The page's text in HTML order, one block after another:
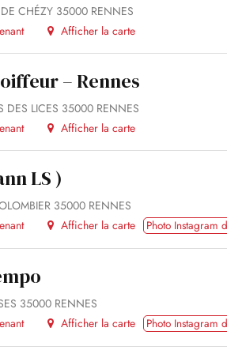
CHÉZY 35000 RENNES
Afficher la carte
– Rennes
DES LICES 35000 RENNES
Afficher la carte
LS )
35000 RENNES
Afficher la carte Photo Instagram
35000 RENNES
Afficher la carte Photo Instagram